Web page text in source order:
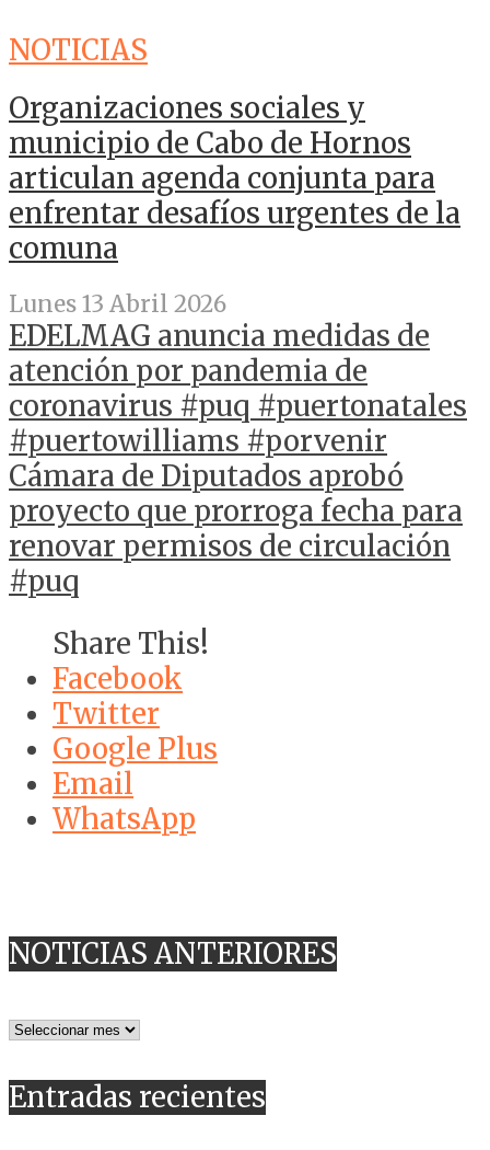
NOTICIAS
Organizaciones sociales y
municipio de Cabo de Hornos
articulan agenda conjunta para
enfrentar desafíos urgentes de la
comuna
Lunes 13 Abril 2026
EDELMAG anuncia medidas de
atención por pandemia de
coronavirus #puq #puertonatales
#puertowilliams #porvenir
Cámara de Diputados aprobó
proyecto que prorroga fecha para
renovar permisos de circulación
#puq
Share This!
Facebook
Twitter
Google Plus
Email
WhatsApp
NOTICIAS ANTERIORES
NOTICIAS
Entradas recientes